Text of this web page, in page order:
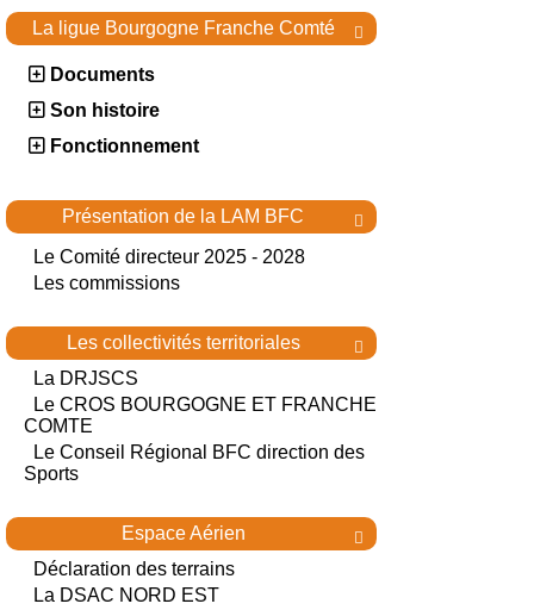

La ligue Bourgogne Franche Comté
Documents
Son histoire
Fonctionnement

Présentation de la LAM BFC
Le Comité directeur 2025 - 2028
Les commissions

Les collectivités territoriales
La DRJSCS
Le CROS BOURGOGNE ET FRANCHE
COMTE
Le Conseil Régional BFC direction des
Sports

Espace Aérien
Déclaration des terrains
La DSAC NORD EST